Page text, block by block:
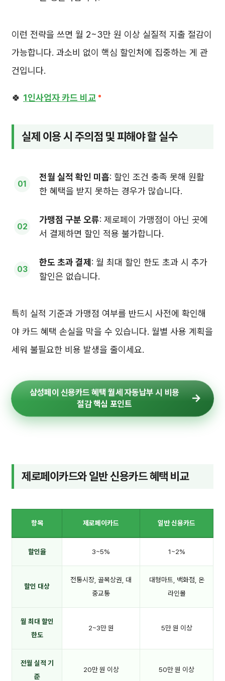
이런 전략을 쓰면 월 2~3만 원 이상 실질적 지출 절감이
가능합니다. 과소비 없이 핵심 할인처에 집중하는 게 관
건입니다.
🍀 1인사업자 카드 비교
실제 이용 시 주의점 및 피해야 할 실수
전월 실적 확인 미흡: 할인 조건 충족 못해 원활
한 혜택을 받지 못하는 경우가 많습니다.
가맹점 구분 오류: 제로페이 가맹점이 아닌 곳에
서 결제하면 할인 적용 불가합니다.
한도 초과 결제: 월 최대 할인 한도 초과 시 추가
할인은 없습니다.
특히 실적 기준과 가맹점 여부를 반드시 사전에 확인해
야 카드 혜택 손실을 막을 수 있습니다. 월별 사용 계획을
세워 불필요한 비용 발생을 줄이세요.
삼성페이 신용카드 혜택 월세 자동납부 시 비용
절감 핵심 포인트
제로페이카드와 일반 신용카드 혜택 비교
항목 제로페이카드 일반 신용카드
할인율 3~5% 1~2%
할인 대상
전통시장, 골목상권, 대
중교통
대형마트, 백화점, 온
라인몰
월 최대 할인
한도
2~3만 원 5만 원 이상
전월 실적 기
준
20만 원 이상 50만 원 이상